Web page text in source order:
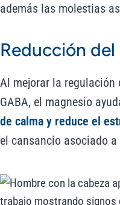
además las molestias
Reducción del
Al mejorar la regulación
GABA, el magnesio
de calma y reduce el
el cansancio asociado